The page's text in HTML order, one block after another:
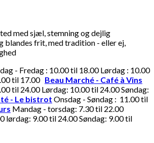
med sjæl, stemning og dejlig
blandes frit, med tradition - eller ej,
- Fredag : 10.00 til 18.00 Lørdag : 10.00
til 17.00 Beau Marché - Café à Vins
til 24.00 Lørdag: 10.00 til 24.00 Søndag:
- Le bistrot Onsdag - Søndag : 11.00 til
Mandag - torsdag: 7.30 til 22.00
lørdag: 9.00 til 24.00 Søndag: 9.00 til